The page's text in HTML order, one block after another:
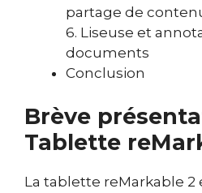
partage de
6. Liseuse et
documents
Conclusion
Brève
Tablette
La tablette reMarkable